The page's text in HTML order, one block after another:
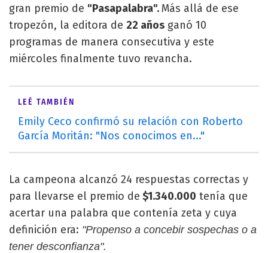
gran premio de "Pasapalabra".Más allá de ese
tropezón, la editora de 22 años ganó 10
programas de manera consecutiva y este
miércoles finalmente tuvo revancha.
LEÉ TAMBIÉN
Emily Ceco confirmó su relación con Roberto
García Moritán: "Nos conocimos en..."
La campeona alcanzó 24 respuestas correctas y
para llevarse el premio de $1.340.000 tenía que
acertar una palabra que contenía zeta y cuya
definición era: "Propenso a concebir sospechas o a
tener desconfianza".